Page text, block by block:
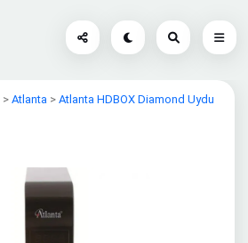
> Atlanta > Atlanta HDBOX Diamond Uydu